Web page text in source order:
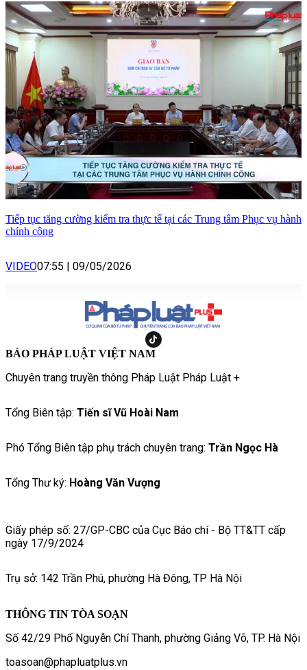
Tiếp tục tăng cường kiểm tra thực tế tại các Trung tâm Phục vụ hành
chính công
VIDEO07:55 | 09/05/2026
BÁO PHÁP LUẬT VIỆT NAM
Chuyên trang truyền thông Pháp Luật Pháp Luật +
Tổng Biên tập: Tiến sĩ Vũ Hoài Nam
Phó Tổng Biên tập phụ trách chuyên trang: Trần Ngọc Hà
Tổng Thư ký: Hoàng Văn Vượng
Giấy phép số: 27/GP-CBC của Cục Báo chí - Bộ TT&TT cấp
ngày 17/9/2024
Trụ sở: 142 Trần Phú, phường Hà Đông, TP Hà Nội
THÔNG TIN TÒA SOẠN
Số 42/29 Phố Nguyễn Chí Thanh, phường Giảng Võ, TP. Hà Nội
toasoan@phapluatplus.vn